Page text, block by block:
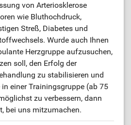
von Arteriosklerose
wie Bluthochdruck,
Streß, Diabetes und
Wurde auch Ihnen
Herzgruppe aufzusuchen,
soll, den Erfolg der
zu stabilisieren und
einer Trainingsgruppe (ab 75
zu verbessern, dann
bei uns mitzumachen.